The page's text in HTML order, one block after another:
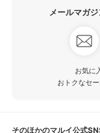
メールマガ
お気に
おトクなセ
そのほかのマルイ公式